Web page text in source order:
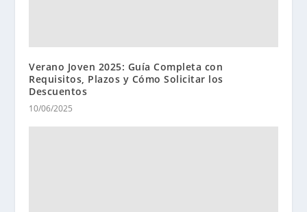
Verano Joven 2025: Guía Completa con
Requisitos, Plazos y Cómo Solicitar los
Descuentos
10/06/2025